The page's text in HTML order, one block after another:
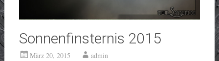
Sonnenfinsternis 2015
März 20, 2015 admin